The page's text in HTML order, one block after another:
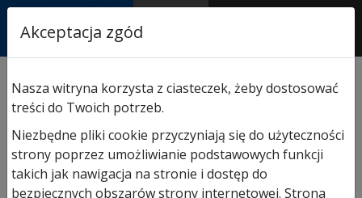
AUTORYZOWANY
PARTNER & SERWIS
do bramy przesuwnej/ Hormann Zestaw SK
fotokomórka i lampa LineaMatic
Promocja!
Akceptacja zgód
Nasza witryna korzysta z ciasteczek, żeby dostosować
treści do Twoich potrzeb.
Niezbędne pliki cookie przyczyniają się do użyteczności
strony poprzez umożliwianie podstawowych funkcji
takich jak nawigacja na stronie i dostęp do
bezpiecznych obszarów strony internetowej. Strona